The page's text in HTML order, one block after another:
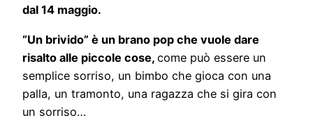
dal 14 maggio.
“Un brivido” è un brano pop che vuole dare
risalto alle piccole cose, come può essere un
semplice sorriso, un bimbo che gioca con una
palla, un tramonto, una ragazza che si gira con
un sorriso…